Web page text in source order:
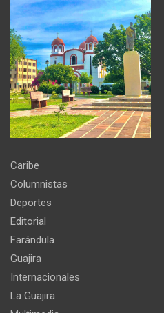
Caribe
Columnistas
Deportes
Editorial
Farándula
Guajira
Internacionales
La Guajira